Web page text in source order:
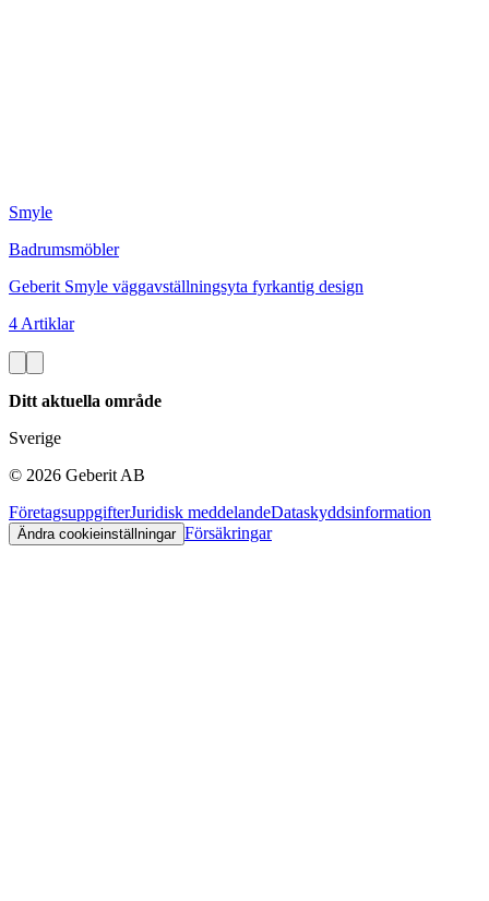
Smyle
Badrumsmöbler
Geberit Smyle väggavställningsyta fyrkantig design
4 Artiklar
Ditt aktuella område
Sverige
© 2026 Geberit AB
FöretagsuppgifterJuridisk meddelandeDataskyddsinformation
Ändra cookieinställningar Försäkringar